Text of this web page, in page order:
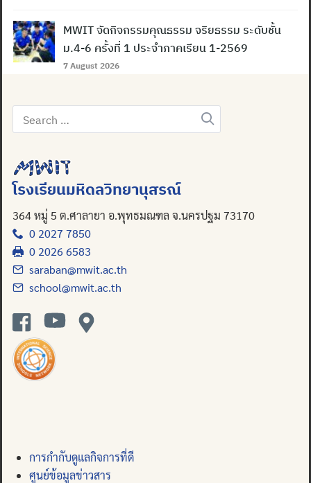
Search
for:
MWIT จัดกิจกรรมคุณธรรม จริยธรรม ระดับชั้น
ม.4-6 ครั้งที่ 1 ประจำภาคเรียน 1-2569
7 August 2026
Search
for:
โรงเรียนมหิดลวิทยานุสรณ์
364 หมู่ 5 ต.ศาลายา อ.พุทธมณฑล จ.นครปฐม 73170
0 2027 7850
0 2026 6583
saraban@mwit.ac.th
school@mwit.ac.th
การกำกับดูแลกิจการที่ดี
ศูนย์ข้อมูลข่าวสาร